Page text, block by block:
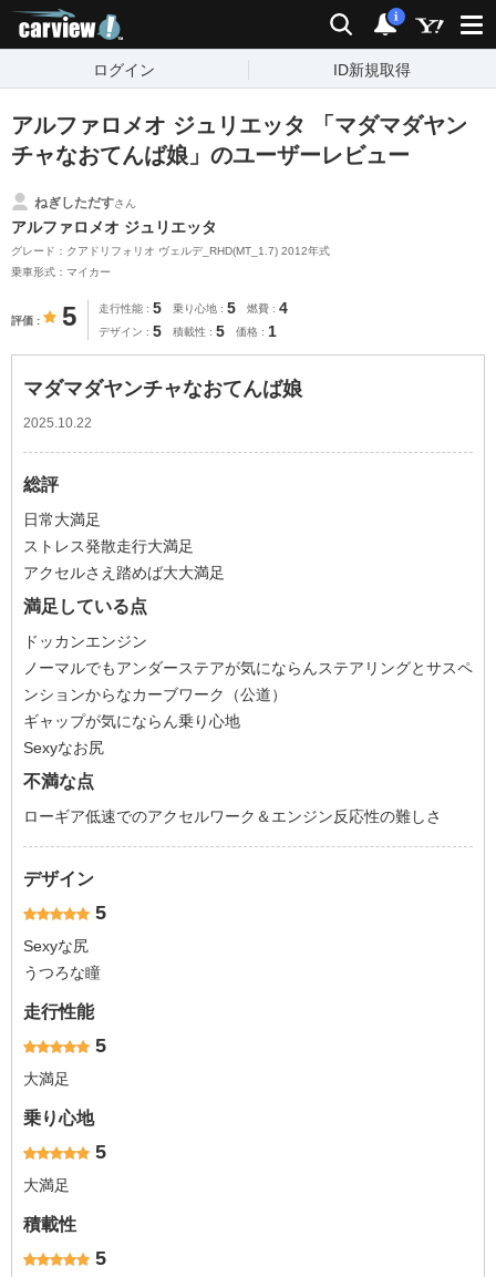
検索 通知
i
ログイン ID新規取得
アルファロメオ ジュリエッタ 「マダマダヤン
チャなおてんば娘」のユーザーレビュー
ねぎしただすさん
アルファロメオ ジュリエッタ
グレード：クアドリフォリオ ヴェルデ_RHD(MT_1.7) 2012年式
乗車形式：マイカー
評価 5 走行性能 5 乗り心地 5 燃費 4
デザイン 5 積載性 5 価格 1
マダマダヤンチャなおてんば娘
2025.10.22
総評
日常大満足
ストレス発散走行大満足
アクセルさえ踏めば大大満足
満足している点
ドッカンエンジン
ノーマルでもアンダーステアが気にならんステアリングとサスペ
ンションからなカーブワーク（公道）
ギャップが気にならん乗り心地
Sexyなお尻
不満な点
ローギア低速でのアクセルワーク＆エンジン反応性の難しさ
デザイン
5
Sexyな尻
うつろな瞳
走行性能
5
大満足
乗り心地
5
大満足
積載性
5